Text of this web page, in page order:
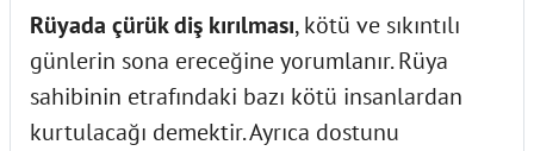
Rüyada çürük diş kırılması, kötü ve sıkıntılı
günlerin sona ereceğine yorumlanır. Rüya
sahibinin etrafındaki bazı kötü insanlardan
kurtulacağı demektir. Ayrıca dostunu